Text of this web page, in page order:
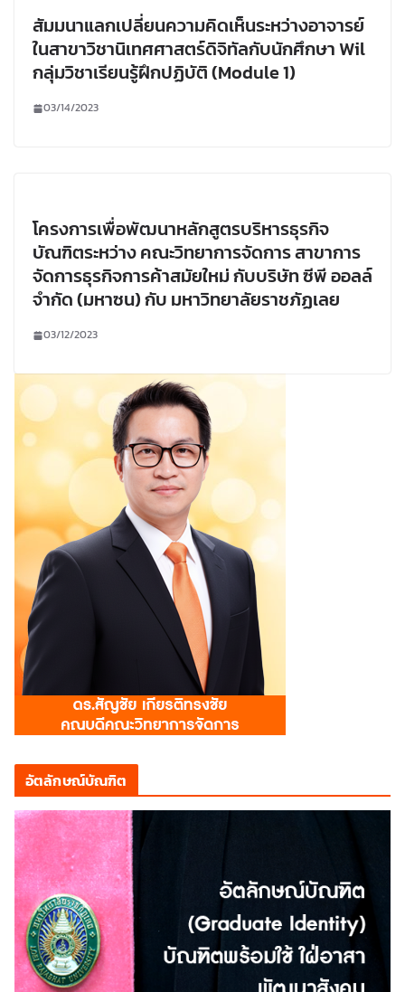
สัมมนาแลกเปลี่ยนความคิดเห็นระหว่างอาจารย์
ในสาขาวิชานิเทศศาสตร์ดิจิทัลกับนักศึกษา Wil
กลุ่มวิชาเรียนรู้ฝึกปฏิบัติ (Module 1)
03/14/2023
โครงการเพื่อพัฒนาหลักสูตรบริหารธุรกิจ
บัณฑิตระหว่าง คณะวิทยาการจัดการ สาขาการ
จัดการธุรกิจการค้าสมัยใหม่ กับบริษัท ซีพี ออลล์
จำกัด (มหาซน) กับ มหาวิทยาลัยราชภัฏเลย
03/12/2023
อัตลักษณ์บัณฑิต